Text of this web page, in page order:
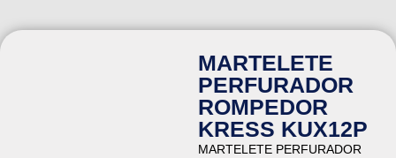
MARTELETE
PERFURADOR
ROMPEDOR
KRESS KUX12P
MARTELETE PERFURADOR